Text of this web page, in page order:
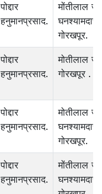
पोद्दार
हनुमानप्रसाद.
मोंतीलाल
घनश्यामदास.
गोरखपूर.
पोद्दार
हनुमानप्रसाद.
मोतीलाल
गोरखपूर .
पोद्दार
हनुमानप्रसाद.
मोतीलाल
घनश्यामदास
गोरखपूर.
पोद्दार
हनुमानप्रसाद.
मोंतीलाल
घनश्यामदास.